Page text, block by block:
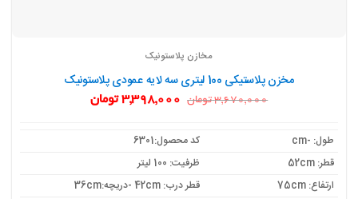
مخازن پلاستونیک
مخزن پلاستیکی 100 لیتری سه لایه عمودی پلاستونیک
3,670,000 تومان قیمت
اصلی:
بود.
3,398,000 تومانقیمت
طول: -cm
کد محصول:6301
قطر: 52cm
ظرفیت: 100 لیتر
ارتفاع: 75cm
قطر درب: 42cm -دریچه:36cm